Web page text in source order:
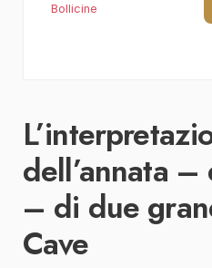
Bollicine
dell’annata
– di due
Cave